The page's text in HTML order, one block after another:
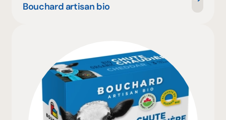
Bouchard artisan bio